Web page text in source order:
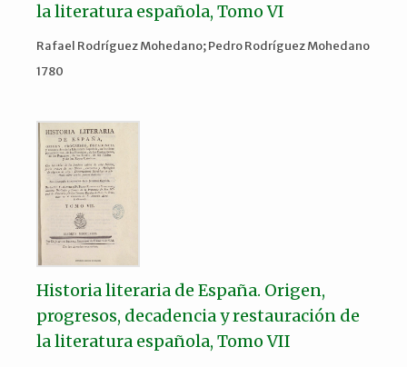
la literatura española, Tomo VI
Rafael Rodríguez Mohedano; Pedro Rodríguez Mohedano
1780
Historia literaria de España. Origen,
progresos, decadencia y restauración de
la literatura española, Tomo VII